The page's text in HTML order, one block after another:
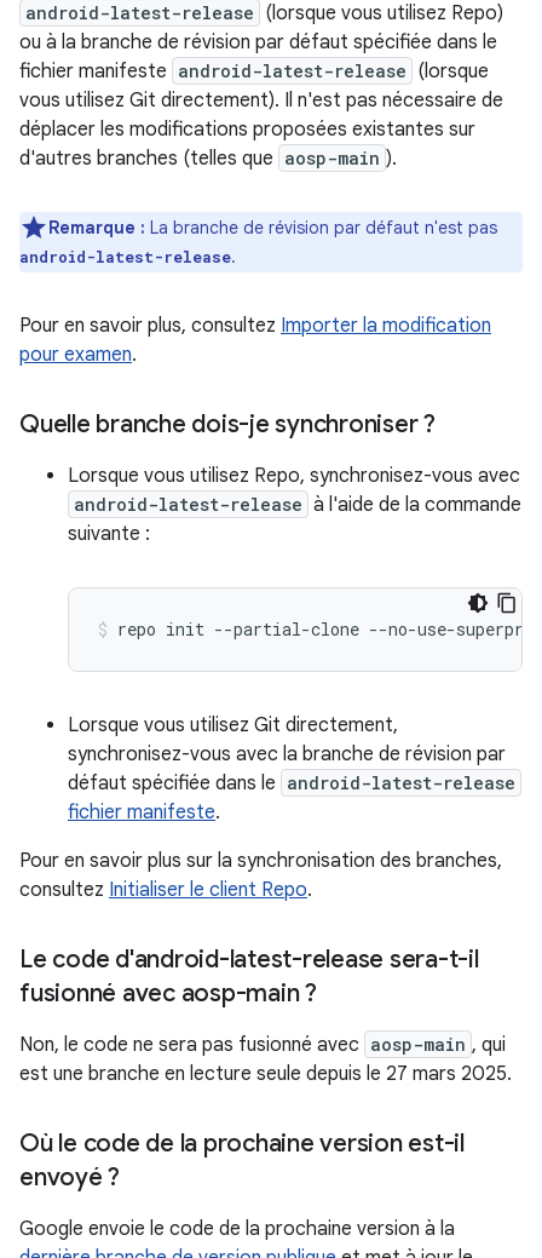
android-latest-release (lorsque vous utilisez Repo)
ou à la branche de révision par défaut spécifiée dans le
fichier manifeste android-latest-release (lorsque
vous utilisez Git directement). Il n'est pas nécessaire de
déplacer les modifications proposées existantes sur
d'autres branches (telles que aosp-main ).
Remarque : La branche de révision par défaut n'est pas
android-latest-release.
Pour en savoir plus, consultez Importer la modification
pour examen.
Quelle branche dois-je synchroniser ?
Lorsque vous utilisez Repo, synchronisez-vous avec
android-latest-release à l'aide de la commande
suivante :
repo init --partial-clone --no-use-
Lorsque vous utilisez Git directement,
synchronisez-vous avec la branche de révision par
défaut spécifiée dans le android-latest-release
fichier manifeste.
Pour en savoir plus sur la synchronisation des branches,
consultez Initialiser le client Repo.
Le code d'android-latest-release sera-t-il
fusionné avec aosp-main ?
Non, le code ne sera pas fusionné avec aosp-main , qui
est une branche en lecture seule depuis le 27 mars 2025.
Où le code de la prochaine version est-il
envoyé ?
Google envoie le code de la prochaine version à la